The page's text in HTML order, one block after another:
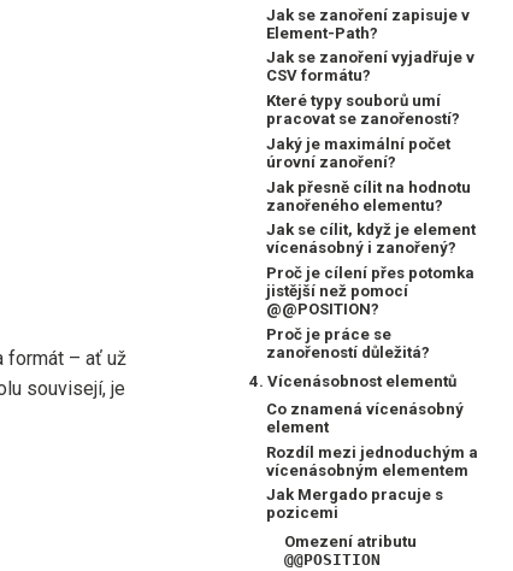
formát – ať už
souvisejí, je
Jak se zanoření zapisuje v
Element-Path?
Jak se zanoření vyjadřuje v
CSV formátu?
Které typy souborů umí
pracovat se zanořeností?
Jaký je maximální počet
úrovní zanoření?
Jak přesně cílit na hodnotu
zanořeného elementu?
Jak se cílit, když je element
vícenásobný i zanořený?
Proč je cílení přes potomka
jistější než pomocí
@@POSITION?
Proč je práce se
zanořeností důležitá?
4. Vícenásobnost elementů
Co znamená vícenásobný
element
Rozdíl mezi jednoduchým a
vícenásobným elementem
Jak Mergado pracuje s
pozicemi
Omezení atributu
@@POSITION